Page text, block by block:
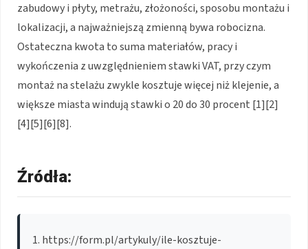
zabudowy i płyty, metrażu, złożoności, sposobu montażu i
lokalizacji, a najważniejszą zmienną bywa robocizna.
Ostateczna kwota to suma materiałów, pracy i
wykończenia z uwzględnieniem stawki VAT, przy czym
montaż na stelażu zwykle kosztuje więcej niż klejenie, a
większe miasta windują stawki o 20 do 30 procent [1][2]
[4][5][6][8].
Źródła:
https://form.pl/artykuly/ile-kosztuje-